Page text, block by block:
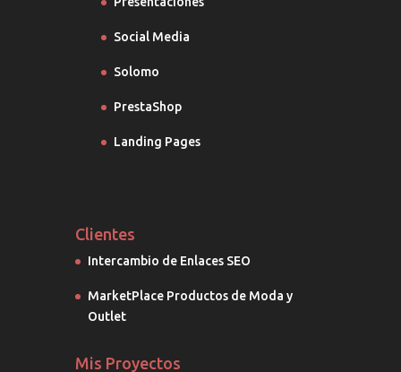
Social Media
Solomo
PrestaShop
Landing Pages
Clientes
Intercambio de Enlaces SEO
MarketPlace Productos de Moda y
Outlet
Mis Proyectos